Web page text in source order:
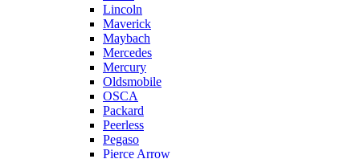
Lincoln
Maverick
Maybach
Mercedes
Mercury
Oldsmobile
OSCA
Packard
Peerless
Pegaso
Pierce Arrow